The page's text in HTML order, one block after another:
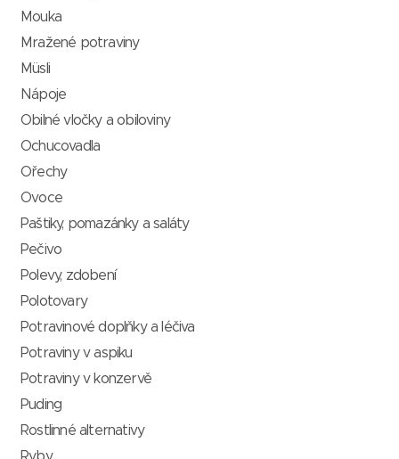
Mouka
Mražené potraviny
Müsli
Nápoje
Obilné vločky a obiloviny
Ochucovadla
Ořechy
Ovoce
Paštiky, pomazánky a saláty
Pečivo
Polevy, zdobení
Polotovary
Potravinové doplňky a léčiva
Potraviny v aspiku
Potraviny v konzervě
Puding
Rostlinné alternativy